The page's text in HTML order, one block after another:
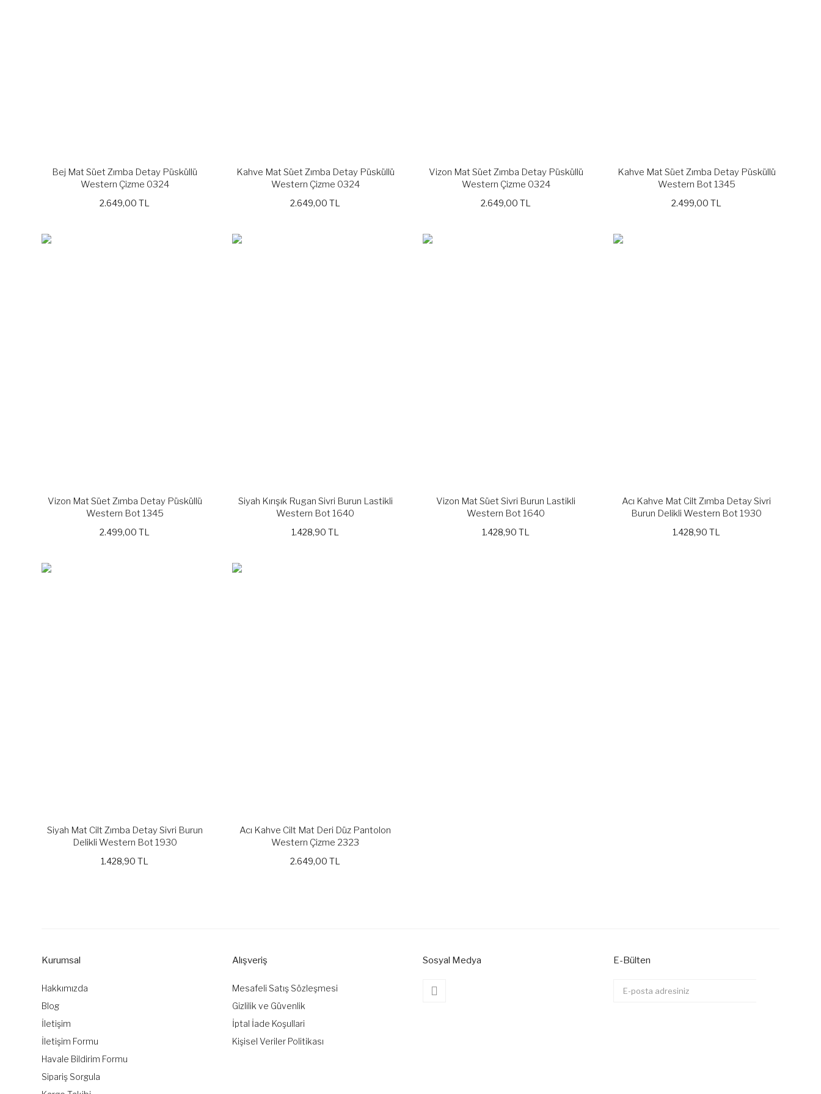
Bej Mat Süet Zımba Detay Püsküllü
Western Çizme 0324
2.649,00 TL
Kahve Mat Süet Zımba Detay Püsküllü
Western Çizme 0324
2.649,00 TL
Vizon Mat Süet Zımba Detay Püsküllü
Western Çizme 0324
2.649,00 TL
Kahve Mat Süet Zımba Detay Püsküllü
Western Bot 1345
2.499,00 TL
Vizon Mat Süet Zımba Detay Püsküllü
Western Bot 1345
2.499,00 TL
Siyah Kırışık Rugan Sivri Burun Lastikli
Western Bot 1640
1.428,90 TL
Vizon Mat Süet Sivri Burun Lastikli
Western Bot 1640
1.428,90 TL
Acı Kahve Mat Cilt Zımba Detay Sivri
Burun Delikli Western Bot 1930
1.428,90 TL
Siyah Mat Cilt Zımba Detay Sivri Burun
Delikli Western Bot 1930
1.428,90 TL
Acı Kahve Cilt Mat Deri Düz Pantolon
Western Çizme 2323
2.649,00 TL
Kurumsal
Hakkımızda
Blog
İletişim
İletişim Formu
Havale Bildirim Formu
Sipariş Sorgula
Alışveriş
Mesafeli Satış Sözleşmesi
Gizlilik ve Güvenlik
İptal İade Koşullari
Kişisel Veriler Politikası
Sosyal Medya E-Bülten